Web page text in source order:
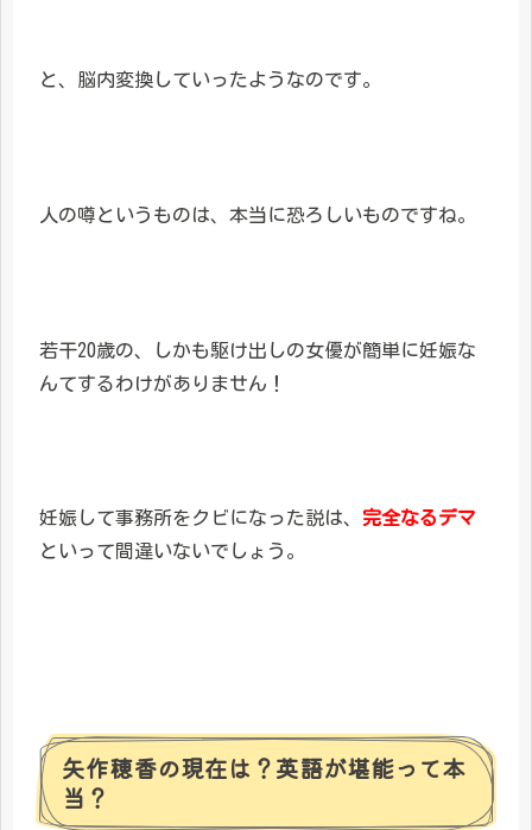
と、脳内変換していったようなのです。
人の噂というものは、本当に恐ろしいものですね。
若干20歳の、しかも駆け出しの女優が簡単に妊娠な
んてするわけがありません！
妊娠して事務所をクビになった説は、 完全なるデマ
といって間違いないでしょう。
矢作穂香の現在は？英語が堪能って本
当？